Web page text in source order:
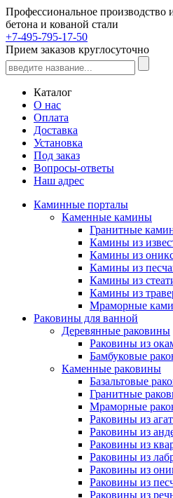
Профессиональное производство
бетона и кованой стали
+7-495-795-17-50
Прием заказов круглосуточно
Каталог
О нас
Оплата
Доставка
Установка
Под заказ
Вопросы-ответы
Наш адрес
Каминные порталы
Каменные камины
Гранитные
Камины из
Камины из
Камины из
Камины из
Камины из
Мраморные
Раковины для ванной
Деревянные раковины
Раковины из
Бамбуковые
Каменные раковины
Базальтовые
Гранитные
Мраморные
Раковины из
Раковины из
Раковины из
Раковины из
Раковины из
Раковины из
Раковины из